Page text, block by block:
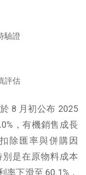
驗證
評估
8 月初公布 2025
，有機銷售成長
除匯率與併購因
是在原物料成本
下滑至 60.1%，